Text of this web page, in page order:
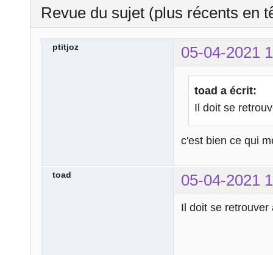
Revue du sujet (plus récents en
ptitjoz 05-04-2021
toad a écrit:
Il doit se
c'est bien ce qui
toad 05-04-2021
Il doit se